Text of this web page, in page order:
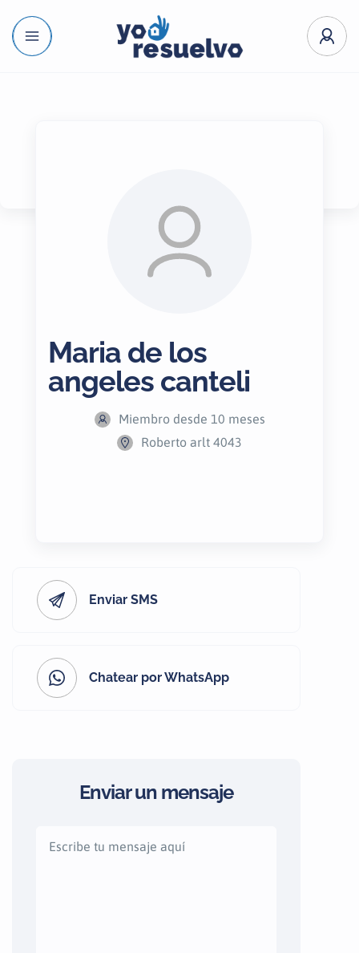
Maria de los
angeles canteli
Miembro desde 10 meses
Roberto arlt 4043
Enviar SMS
Chatear por WhatsApp
Enviar un mensaje